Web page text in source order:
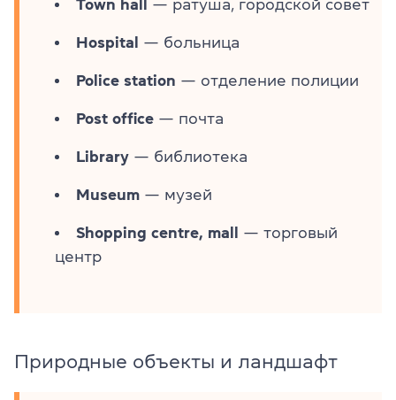
Town hall — ратуша, городской совет
Hospital — больница
Police station — отделение полиции
Post office — почта
Library — библиотека
Museum — музей
Shopping centre, mall
— торговый
центр
Природные объекты и ландшафт